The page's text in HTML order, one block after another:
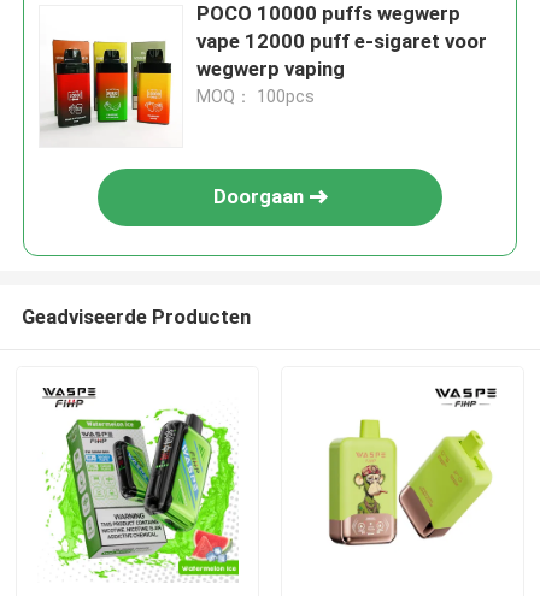
POCO 10000 puffs wegwerp
vape 12000 puff e-sigaret voor
wegwerp vaping
MOQ： 100pcs
Doorgaan
Geadviseerde Producten